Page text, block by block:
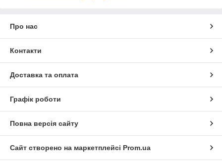
Про нас
Контакти
Доставка та оплата
Графік роботи
Повна версія сайту
Сайт створено на маркетплейсі Prom.ua